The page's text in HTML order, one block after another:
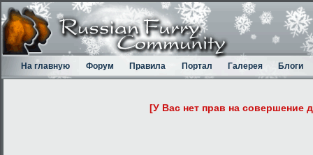
На главную Форум Правила Портал Галерея Блоги
[У Вас нет прав на совершение